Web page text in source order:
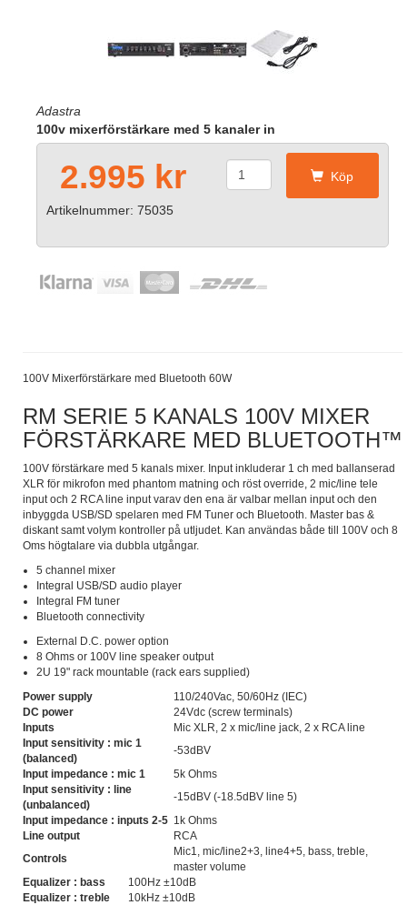
Adastra
100v mixerförstärkare med 5 kanaler in
2.995 kr Köp
Artikelnummer: 75035
100V Mixerförstärkare med Bluetooth 60W
RM SERIE 5 KANALS 100V MIXER
FÖRSTÄRKARE MED BLUETOOTH™
100V förstärkare med 5 kanals mixer. Input inkluderar 1 ch med ballanserad
XLR för mikrofon med phantom matning och röst override, 2 mic/line tele
input och 2 RCA line input varav den ena är valbar mellan input och den
inbyggda USB/SD spelaren med FM Tuner och Bluetooth. Master bas &
diskant samt volym kontroller på utljudet. Kan användas både till 100V och 8
Oms högtalare via dubbla utgångar.
5 channel mixer
Integral USB/SD audio player
Integral FM tuner
Bluetooth connectivity
External D.C. power option
8 Ohms or 100V line speaker output
2U 19" rack mountable (rack ears supplied)
Power supply
110/240Vac, 50/60Hz (IEC)
DC power
24Vdc (screw terminals)
Inputs
Mic XLR, 2 x mic/line jack, 2 x RCA line
Input sensitivity : mic 1
(balanced)
-53dBV
Input impedance : mic 1
5k Ohms
Input sensitivity : line
(unbalanced)
-15dBV (-18.5dBV line 5)
Input impedance : inputs 2-5 1k Ohms
Line output
RCA
Controls
Mic1, mic/line2+3, line4+5, bass, treble,
master volume
Equalizer : bass
100Hz ±10dB
Equalizer : treble
10kHz ±10dB